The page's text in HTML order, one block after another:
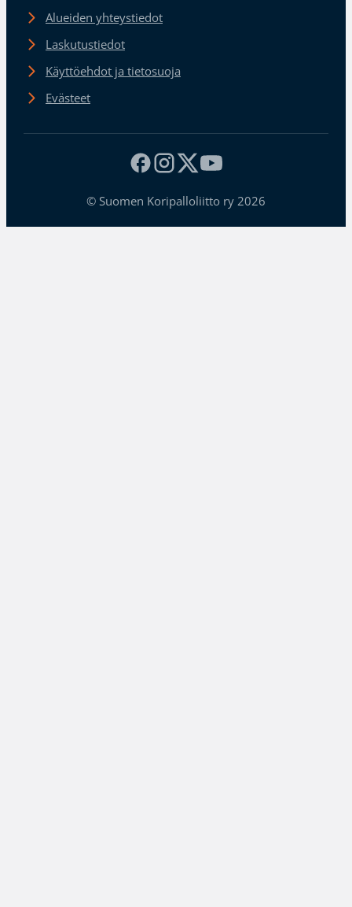
Alueiden yhteystiedot
Laskutustiedot
Käyttöehdot ja tietosuoja
Evästeet
© Suomen Koripalloliitto ry 2026